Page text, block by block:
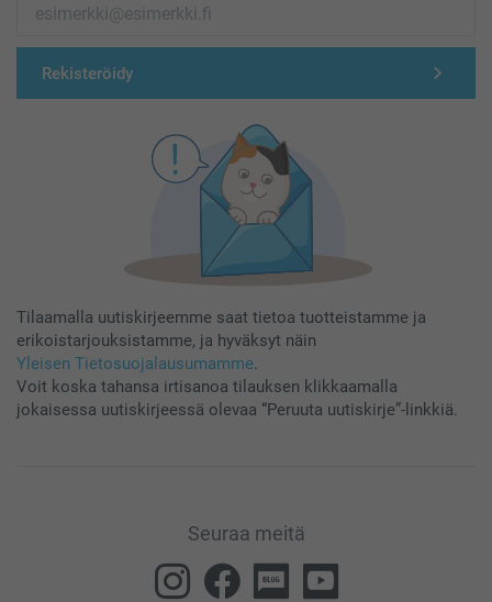
Rekisteröidy
Tilaamalla uutiskirjeemme saat tietoa tuotteistamme ja
erikoistarjouksistamme, ja hyväksyt näin
Yleisen Tietosuojalausumamme.
Voit koska tahansa irtisanoa tilauksen klikkaamalla
jokaisessa uutiskirjeessä olevaa “Peruuta uutiskirje”-linkkiä.
Seuraa meitä